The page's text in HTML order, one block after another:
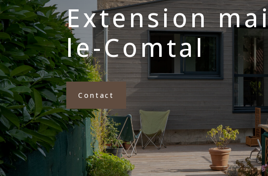
Extension
le-Comtal
Contact